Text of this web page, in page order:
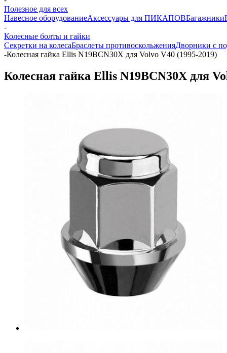
Полезное для всех
Навесное оборудованиеАксессуары для ПИКАПОВБагажники
-
Колесные болты и гайки
Секретки на колесаБраслеты противоскольженияДворники с
-Колесная гайка Ellis N19BCN30X для Volvo V40 (1995-2019)
Колесная гайка Ellis N19BCN30X для